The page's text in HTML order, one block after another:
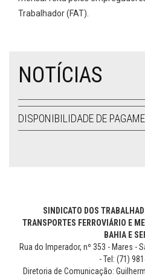
Trabalhador (FAT).
NOTÍCIAS
DISPONIBILIDADE DE
SINDICATO DOS
TRANSPORTES FERROVIÁRIO E
BAHIA E
Rua do Imperador, nº 353 - Mares -
- Tel: (71)
Diretoria de Comunicação: